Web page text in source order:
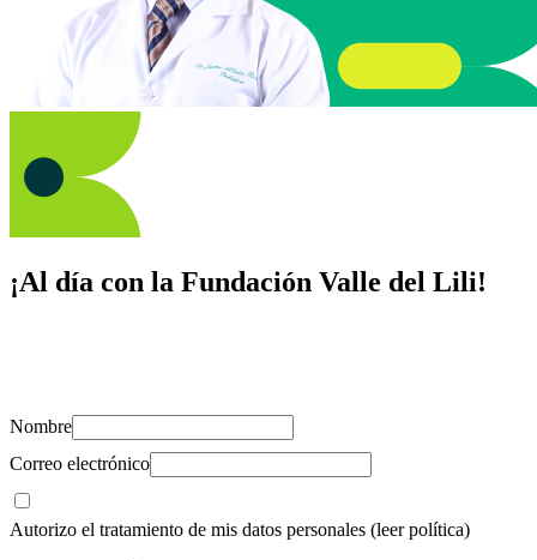
¡Al día con la Fundación Valle del Lili!
Nombre
Correo electrónico
Autorizo el tratamiento de mis datos personales (leer política)